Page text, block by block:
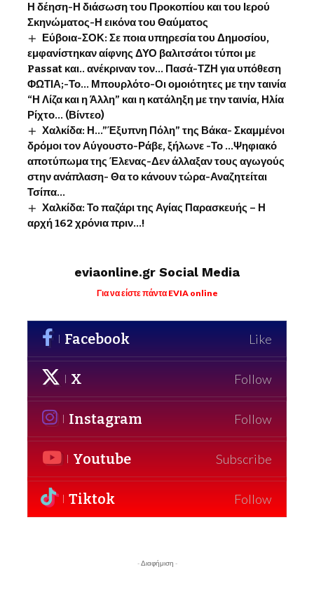
Η δέηση-Η διάσωση του Προκοπίου και του Ιερού
Σκηνώματος-Η εικόνα του Θαύματος
Εύβοια-ΣΟΚ: Σε ποια υπηρεσία του Δημοσίου,
εμφανίστηκαν αίφνης ΔΥΟ βαλιτσάτοι τύποι με
Passat και.. ανέκριναν τον… Πασά-ΤΖΗ για υπόθεση
ΦΩΤΙΑ;-Το… Μπουρλότο-Οι ομοιότητες με την ταινία
“Η Λίζα και η Άλλη” και η κατάληξη με την ταινία, Ηλία
Ρίχτο… (Βίντεο)
Χαλκίδα: Η…”Έξυπνη Πόλη” της Βάκα- Σκαμμένοι
δρόμοι τον Αύγουστο-Ράβε, ξήλωνε -Το …Ψηφιακό
αποτύπωμα της Έλενας-Δεν άλλαξαν τους αγωγούς
στην ανάπλαση- Θα το κάνουν τώρα-Αναζητείται
Τσίπα…
Χαλκίδα: Το παζάρι της Αγίας Παρασκευής – Η
αρχή 162 χρόνια πριν…!
eviaonline.gr Social Media
Για να είστε πάντα EVIA online
Facebook Like
X Follow
Instagram Follow
Youtube Subscribe
Tiktok Follow
- Διαφήμιση -